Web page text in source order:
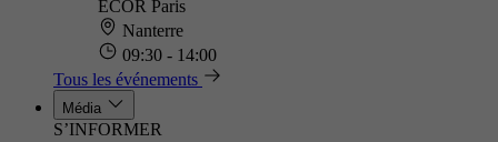
ECOR Paris
Nanterre
09:30 - 14:00
Tous les événements
Média
S’INFORMER